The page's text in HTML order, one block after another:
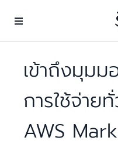
เข้าถึงมุม
การใช้จ่าย
AWS